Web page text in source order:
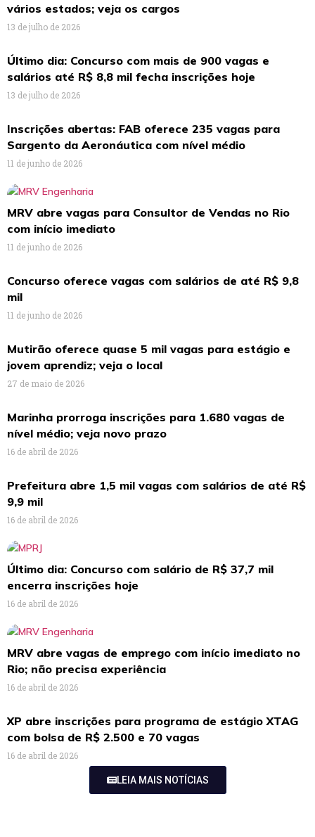
vários estados; veja os cargos
13 de julho de 2026
Último dia: Concurso com mais de 900 vagas e
salários até R$ 8,8 mil fecha inscrições hoje
13 de julho de 2026
Inscrições abertas: FAB oferece 235 vagas para
Sargento da Aeronáutica com nível médio
11 de junho de 2026
MRV abre vagas para Consultor de Vendas no Rio
com início imediato
11 de junho de 2026
Concurso oferece vagas com salários de até R$ 9,8
mil
11 de junho de 2026
Mutirão oferece quase 5 mil vagas para estágio e
jovem aprendiz; veja o local
27 de maio de 2026
Marinha prorroga inscrições para 1.680 vagas de
nível médio; veja novo prazo
16 de abril de 2026
Prefeitura abre 1,5 mil vagas com salários de até R$
9,9 mil
16 de abril de 2026
Último dia: Concurso com salário de R$ 37,7 mil
encerra inscrições hoje
16 de abril de 2026
MRV abre vagas de emprego com início imediato no
Rio; não precisa experiência
16 de abril de 2026
XP abre inscrições para programa de estágio XTAG
com bolsa de R$ 2.500 e 70 vagas
16 de abril de 2026
LEIA MAIS NOTÍCIAS